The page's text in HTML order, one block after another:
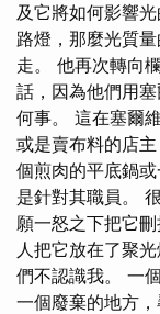
及它將如何影響
路燈，那麼光質
走。 他再次轉向
話，因為他們用
何事。 這在塞爾
或是賣布料的店
個煎肉的平底鍋
是針對其職員。
願一怒之下把它
人把它放在了聚
們不認識我。 一
一個廢棄的地方